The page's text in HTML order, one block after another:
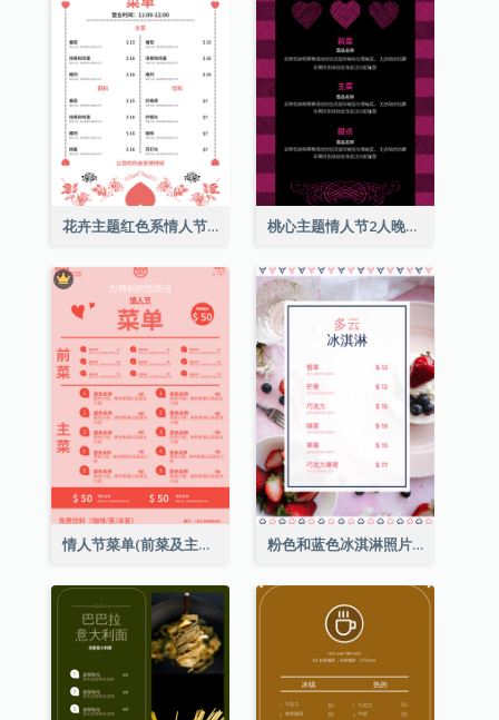
花卉主题红色系情人节菜单 桃心主题情人节2人晚餐菜单
情人节菜单(前菜及主菜) 粉色和蓝色冰淇淋照片甜点菜单